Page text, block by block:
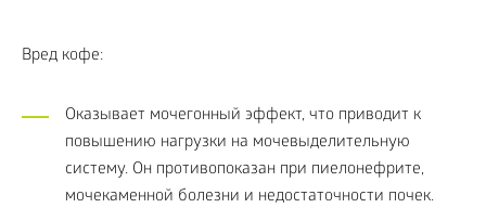
Вред кофе:
Оказывает мочегонный эффект, что приводит к
повышению нагрузки на мочевыделительную
систему. Он противопоказан при пиелонефрите,
мочекаменной болезни и недостаточности почек.